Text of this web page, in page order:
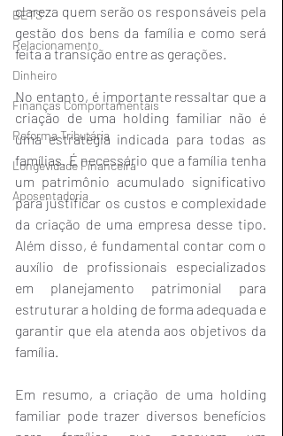
BETS
Relacionamento
Dinheiro
Finanças Comportamentais
Reforma Tributária
Longevidade Financeira
Aposentadoria
clareza quem serão os responsáveis pela
gestão dos bens da família e como será
feita a transição entre as gerações.
No entanto, é importante ressaltar que a
criação de uma holding familiar não é
uma estratégia indicada para todas as
famílias. É necessário que a família tenha
um patrimônio acumulado significativo
para justificar os custos e complexidade
da criação de uma empresa desse tipo.
Além disso, é fundamental contar com o
auxílio de profissionais especializados
em planejamento patrimonial para
estruturar a holding de forma adequada e
garantir que ela atenda aos objetivos da
família.
Em resumo, a criação de uma holding
familiar pode trazer diversos benefícios